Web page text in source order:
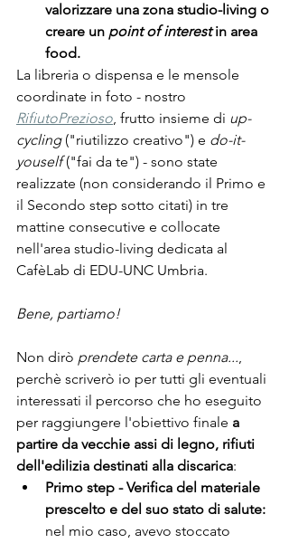
valorizzare una zona studio-living o
creare un point of interest in area
food.
La libreria o dispensa e le mensole
coordinate in foto - nostro
RifiutoPrezioso, frutto insieme di up-
cycling ("riutilizzo creativo") e do-it-
youself ("fai da te") - sono state
realizzate (non considerando il Primo e
il Secondo step sotto citati) in tre
mattine consecutive e collocate
nell'area studio-living dedicata al
CafèLab di EDU-UNC Umbria.
Bene, partiamo!
Non dirò prendete carta e penna...,
perchè scriverò io per tutti gli eventuali
interessati il percorso che ho eseguito
per raggiungere l'obiettivo finale a
partire da vecchie assi di legno, rifiuti
dell'edilizia destinati alla discarica:
Primo step - Verifica del materiale
prescelto e del suo stato di salute:
nel mio caso, avevo stoccato